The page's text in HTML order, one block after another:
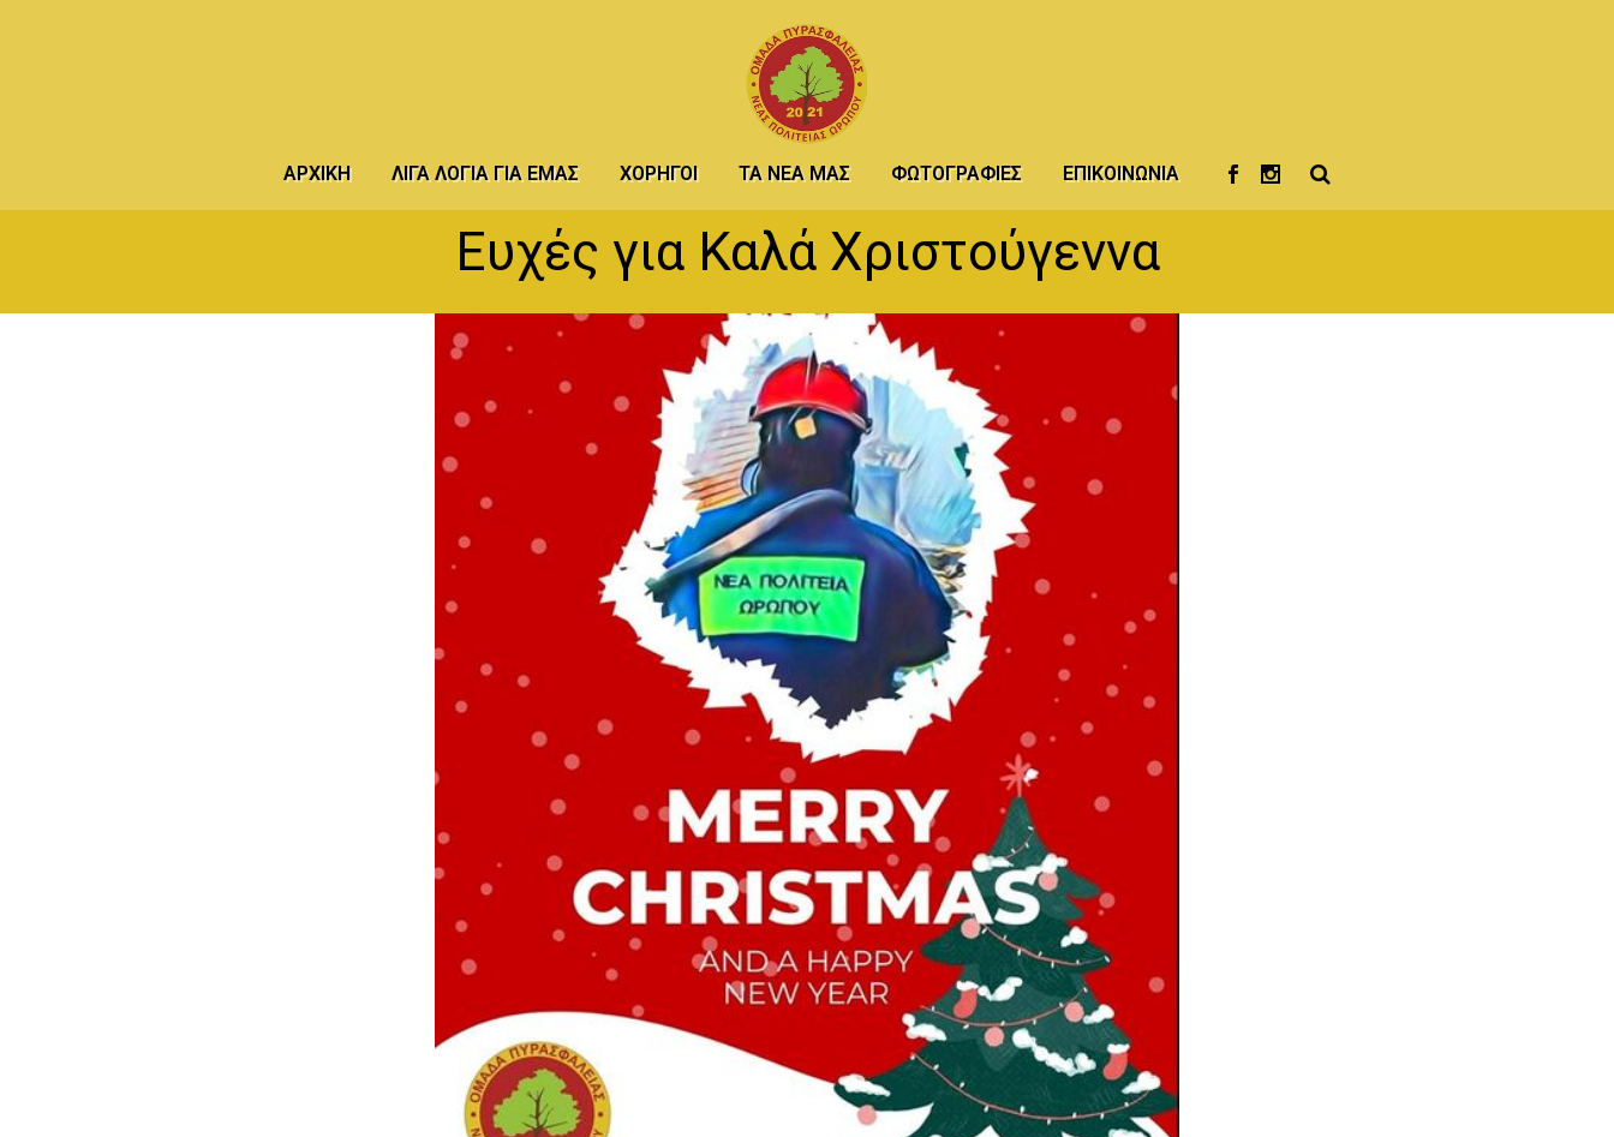
ΑΡΧΙΚΉ ΛΊΓΑ ΛΌΓΙΑ ΓΙΑ ΕΜΆΣ ΧΟΡΗΓΟΊ ΤΑ ΝΈΑ ΜΑΣ ΦΩΤΟΓΡΑΦΊΕΣ ΕΠΙΚΟΙΝΩΝΊΑ
Ευχές για Καλά Χριστούγεννα